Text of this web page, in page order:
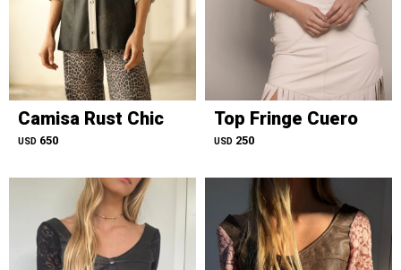
Camisa Rust Chic
USD 650
Top Fringe Cuero
USD 250